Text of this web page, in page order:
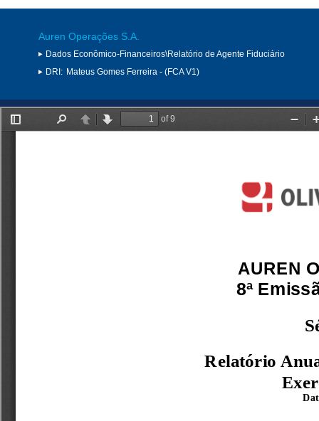
Auren Operações S.A.
Dados Econômico-Financeiros\Relatório de Agente Fiduciário
DRI: Mateus Gomes Ferreira - (FCA V1)